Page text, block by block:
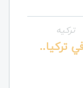
ترکیه
تركيا..